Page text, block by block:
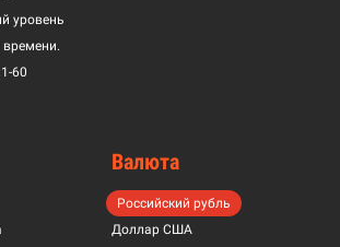
уровень
времени.
60
Валюта
Российский рубль
Доллар США